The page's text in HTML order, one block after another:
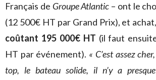
Français de Groupe Atlantic – ont le
(12 500€ HT par Grand Prix), et achat,
coûtant 195 000€ HT (il faut
HT par événement). « C’est assez
top, le bateau solide, il n’y a